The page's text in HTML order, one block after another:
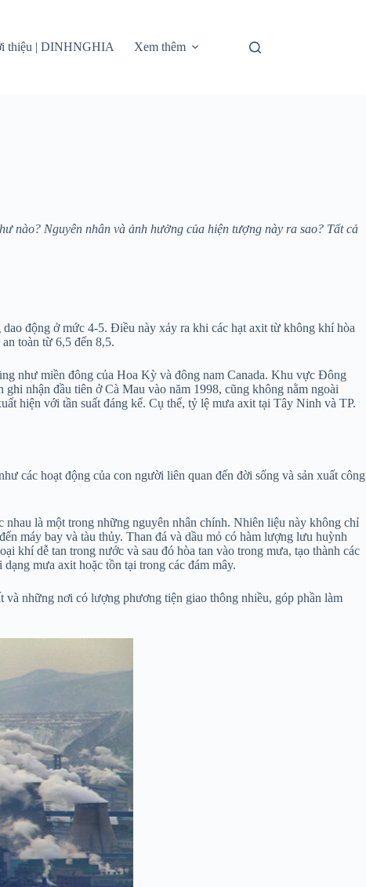
thiệu | DINHNGHIA Xem thêm
nào? Nguyên nhân và ảnh hưởng của hiện tượng này ra sao? Tất cả
động ở mức 4-5. Điều này xảy ra khi các hạt axit từ không khí hòa
toàn từ 6,5 đến 8,5.
như miền đông của Hoa Kỳ và đông nam Canada. Khu vực Đông
nhận đầu tiên ở Cà Mau vào năm 1998, cũng không nằm ngoài
hiện với tần suất đáng kể. Cụ thể, tỷ lệ mưa axit tại Tây Ninh và TP.
các hoạt động của con người liên quan đến đời sống và sản xuất công
nhau là một trong những nguyên nhân chính. Nhiên liệu này không chỉ
máy bay và tàu thủy. Than đá và dầu mỏ có hàm lượng lưu huỳnh
dễ tan trong nước và sau đó hòa tan vào trong mưa, tạo thành các
mưa axit hoặc tồn tại trong các đám mây.
những nơi có lượng phương tiện giao thông nhiều, góp phần làm